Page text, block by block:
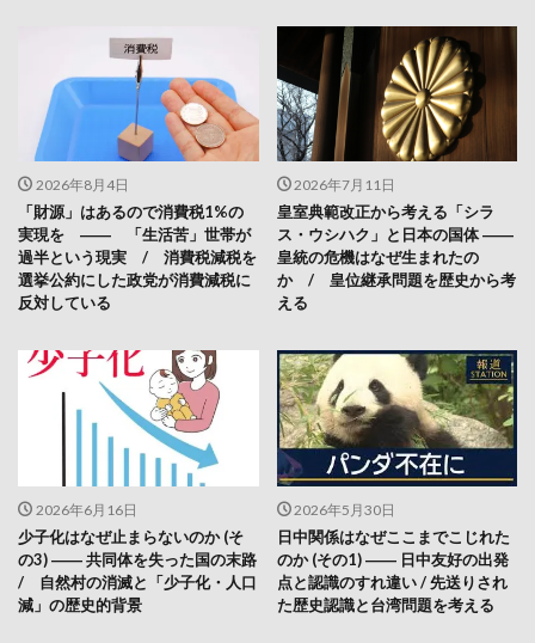
2026年8月4日
「財源」はあるので消費税1%の
実現を ―― 「生活苦」世帯が
過半という現実 / 消費税減税を
選挙公約にした政党が消費減税に
反対している
2026年7月11日
皇室典範改正から考える「シラ
ス・ウシハク」と日本の国体 ――
皇統の危機はなぜ生まれたの
か / 皇位継承問題を歴史から考
える
2026年6月16日
少子化はなぜ止まらないのか (そ
の3) ―― 共同体を失った国の末路
/ 自然村の消滅と「少子化・人口
減」の歴史的背景
2026年5月30日
日中関係はなぜここまでこじれた
のか (その1) ―― 日中友好の出発
点と認識のすれ違い / 先送りされ
た歴史認識と台湾問題を考える